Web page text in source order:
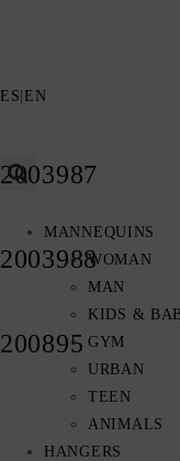
ES EN
MANNEQUINS
WOMAN
MAN
KIDS &
GYM
URBAN
TEEN
ANIMALS
HANGERS
2003987
2003988
200895